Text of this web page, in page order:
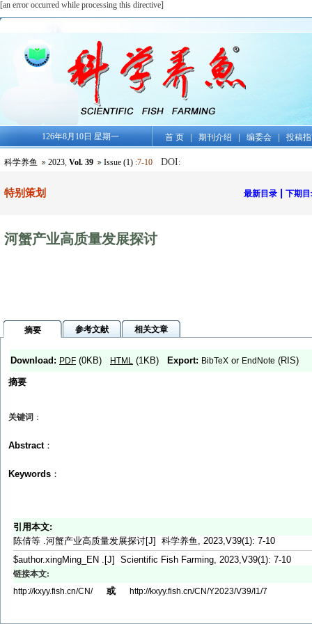
[an error occurred while processing this directive]
126年8月10日 星期一 首 页| 期刊介绍 | 编委会 | 投稿
科学养鱼 2023, Vol. 39 Issue (1) :7-10 DOI:
特别策划 最新目录 | 下期
河蟹产业高质量发展探讨
摘要 参考文献 相关文章
Download: PDF (0KB) HTML (1KB) Export: BibTeX or EndNote (RIS)
摘要
关键词 ：
Abstract：
Keywords ：
引用本文:
陈倩等 .河蟹产业高质量发展探讨[J] 科学养鱼, 2023,V39(1): 7-10
$author.xingMing_EN .[J] Scientific Fish Farming, 2023,V39(1): 7-10
链接本文:
http://kxyy.fish.cn/CN/
或 http://kxyy.fish.cn/CN/Y2023/V39/I1/7